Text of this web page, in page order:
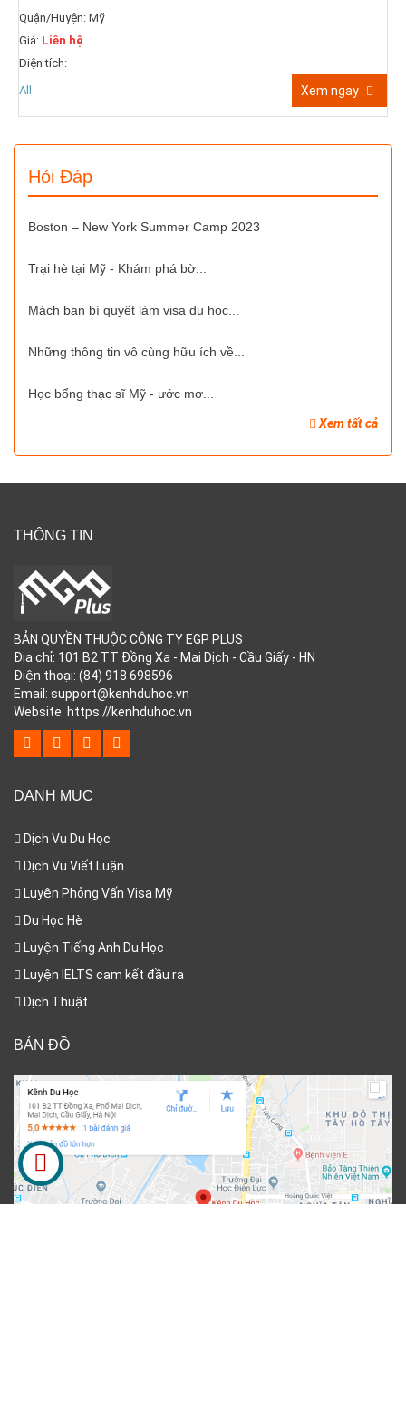
Quận/Huyện: Mỹ
Giá: Liên hệ
Diện tích:
All
Xem ngay
Hỏi Đáp
Boston – New York Summer Camp 2023
Trại hè tại Mỹ - Khám phá bờ...
Mách bạn bí quyết làm visa du học...
Những thông tin vô cùng hữu ích về...
Học bổng thạc sĩ Mỹ - ước mơ...
Xem tất cả
THÔNG TIN
BẢN QUYỀN THUỘC CÔNG TY EGP PLUS
Địa chỉ: 101 B2 TT Đồng Xa - Mai Dịch - Cầu Giấy - HN
Điện thoại: (84) 918 698596
Email: support@kenhduhoc.vn
Website: https://kenhduhoc.vn
DANH MỤC
Dịch Vụ Du Học
Dịch Vụ Viết Luận
Luyện Phỏng Vấn Visa Mỹ
Du Học Hè
Luyện Tiếng Anh Du Học
Luyện IELTS cam kết đầu ra
Dịch Thuật
BẢN ĐỒ